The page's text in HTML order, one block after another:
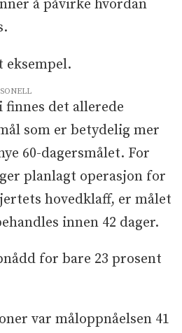
å påvirke hvordan
eksempel.
det allerede
som er betydelig mer
60-dagersmålet. For
planlagt operasjon for
hovedklaff, er målet
innen 42 dager.
for bare 23 prosent
var måloppnåelsen 41